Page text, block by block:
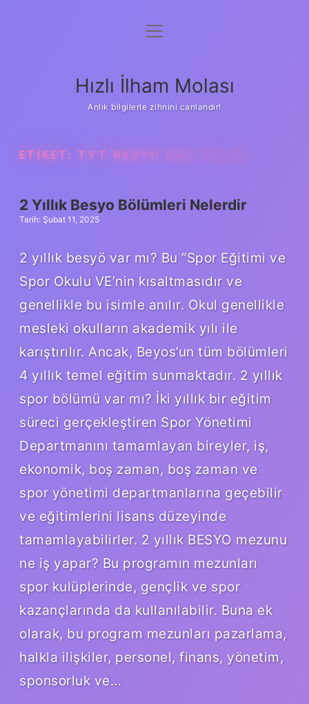
Anasayfa
Yasal Uyarı
menüyü
Hızlı İlham Molası
Anlık bilgilerle zihnini canlandır!
ETIKET: TYT BESYO KAÇ YILLIK
2 Yıllık Besyo Bölümleri Nelerdir
Tarih: Şubat 11, 2025
2 yıllık besyö var mı? Bu “Spor Eğitimi ve
Spor Okulu VE’nin kısaltmasıdır ve
genellikle bu isimle anılır. Okul genellikle
mesleki okulların akademik yılı ile
karıştırılır. Ancak, Beyos’un tüm bölümleri
4 yıllık temel eğitim sunmaktadır. 2 yıllık
spor bölümü var mı? İki yıllık bir eğitim
süreci gerçekleştiren Spor Yönetimi
Departmanını tamamlayan bireyler, iş,
ekonomik, boş zaman, boş zaman ve
spor yönetimi departmanlarına geçebilir
ve eğitimlerini lisans düzeyinde
tamamlayabilirler. 2 yıllık BESYO mezunu
ne iş yapar? Bu programın mezunları
spor kulüplerinde, gençlik ve spor
kazançlarında da kullanılabilir. Buna ek
olarak, bu program mezunları pazarlama,
halkla ilişkiler, personel, finans, yönetim,
sponsorluk ve…